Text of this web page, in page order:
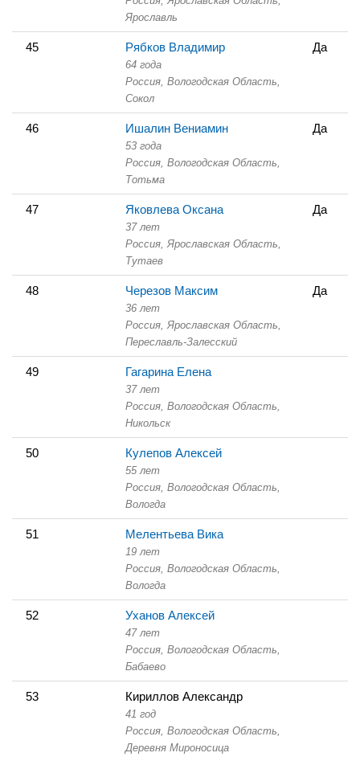
Ярославль
45 Рябков Владимир
64 года
Россия, Вологодская Область,
Сокол
Да
46 Ишалин Вениамин
53 года
Россия, Вологодская Область,
Тотьма
Да
47 Яковлева Оксана
37 лет
Россия, Ярославская Область,
Тутаев
Да
48 Черезов Максим
36 лет
Россия, Ярославская Область,
Переславль-Залесский
Да
49 Гагарина Елена
37 лет
Россия, Вологодская Область,
Никольск
50 Кулепов Алексей
55 лет
Россия, Вологодская Область,
Вологда
51 Мелентьева Вика
19 лет
Россия, Вологодская Область,
Вологда
52 Уханов Алексей
47 лет
Россия, Вологодская Область,
Бабаево
53 Кириллов Александр
41 год
Россия, Вологодская Область,
Деревня Мироносица